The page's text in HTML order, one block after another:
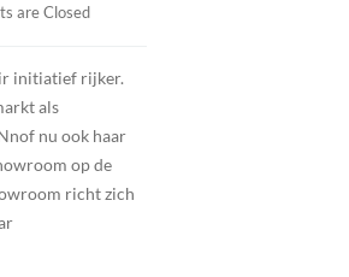
are Closed
initiatief rijker.
als
nu ook haar
op de
richt zich